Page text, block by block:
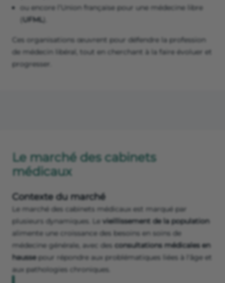
ou encore l’Union française pour une médecine libre
UFML).
Ces organisations œuvrent pour défendre la profession
de médecin libéral, tout en cherchant à la faire évoluer et
progresser.
Le marché des cabinets
médicaux
Contexte du marché
Le marché des cabinets médicaux est marqué par
plusieurs dynamiques. Le vieillissement de la population
alimente une croissance des besoins en soins de
médecine générale, avec des consultations médicales en
haussepour répondre aux problématiques liées à l'âge et
aux pathologies chroniques.